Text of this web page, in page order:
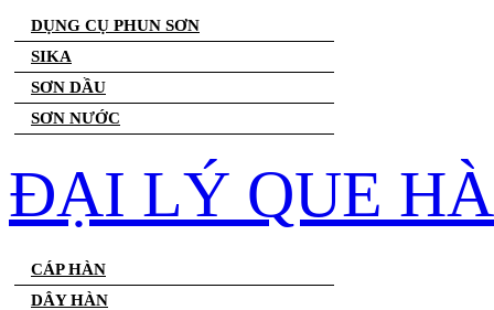
DỤNG CỤ PHUN SƠN
SIKA
SƠN DẦU
SƠN NƯỚC
ĐẠI LÝ QUE
CÁP HÀN
DÂY HÀN